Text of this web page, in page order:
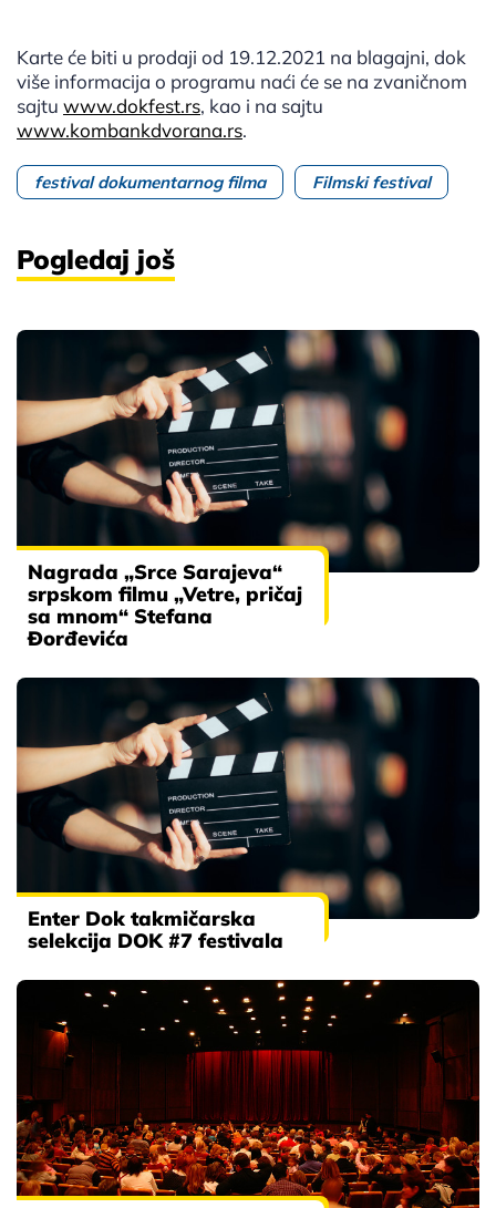
Karte će biti u prodaji od 19.12.2021 na blagajni, dok
više informacija o programu naći će se na zvaničnom
sajtu www.dokfest.rs, kao i na sajtu
www.kombankdvorana.rs.
festival dokumentarnog filma Filmski festival
Pogledaj još
Nagrada „Srce Sarajeva“
srpskom filmu „Vetre, pričaj
sa mnom“ Stefana
Đorđevića
Enter Dok takmičarska
selekcija DOK #7 festivala